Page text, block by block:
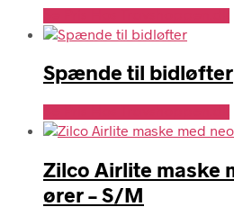
Spænde til bidløfter
Zilco Airlite maske
ører – S/M